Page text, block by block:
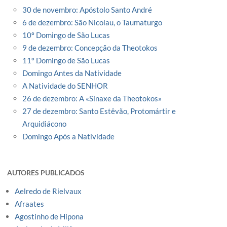
30 de novembro: Apóstolo Santo André
6 de dezembro: São Nicolau, o Taumaturgo
10º Domingo de São Lucas
9 de dezembro: Concepção da Theotokos
11º Domingo de São Lucas
Domingo Antes da Natividade
A Natividade do SENHOR
26 de dezembro: A «Sinaxe da Theotokos»
27 de dezembro: Santo Estêvão, Protomártir e
Arquidiácono
Domingo Após a Natividade
AUTORES PUBLICADOS
Aelredo de Rielvaux
Afraates
Agostinho de Hipona